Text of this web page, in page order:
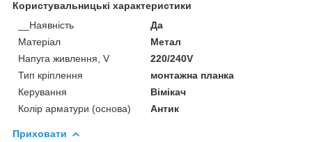
Користувальницькі характеристики
__Наявність
Да
Матеріал
Метал
Напуга живлення, V
220/240V
Тип кріплення
монтажна планка
Керування
Вімікач
Колір арматури (основа)
Антик
Приховати